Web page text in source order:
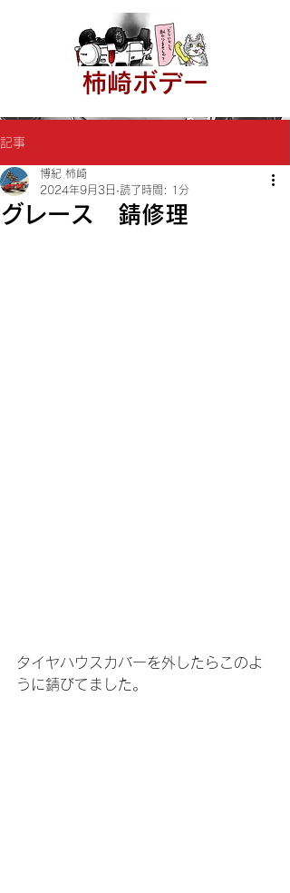
​柿崎ボデー
記事
グレース 錆修理
博紀 柿崎
2024年9月3日 読了時間: 1分
タイヤハウスカバーを外したらこのよ
うに錆びてました。